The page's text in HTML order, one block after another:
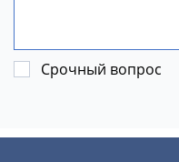
Срочный вопрос